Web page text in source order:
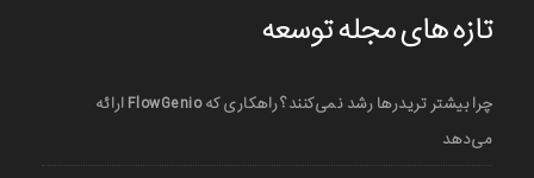
تازه های مجله توسعه
چرا بیشتر تریدرها رشد نمی‌کنند؟ راهکاری که FlowGenio ارائه
می‌دهد